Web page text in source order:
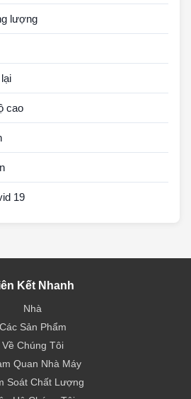
lượng
cao
19
Kết Nhanh
Nhà
Các Sản Phẩm
Về Chúng Tôi
Quan Nhà Máy
Soát Chất Lượng